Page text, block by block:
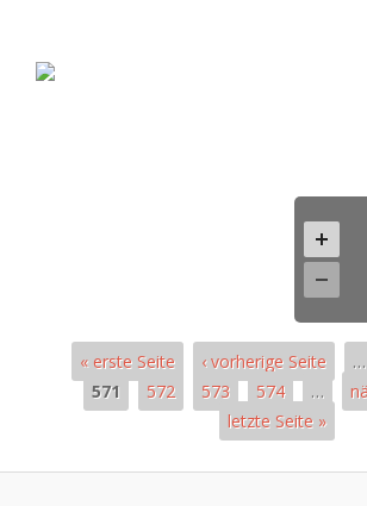
« erste Seite ‹ vorherige Seite …
571
572 573 574 …
letzte Seite »